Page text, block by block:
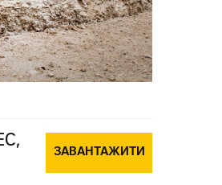
ЗАВАНТАЖИТИ